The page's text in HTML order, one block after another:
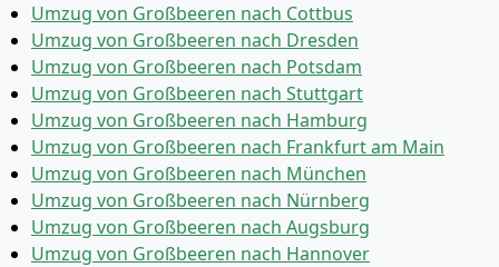
Umzug von Großbeeren nach Cottbus
Umzug von Großbeeren nach Dresden
Umzug von Großbeeren nach Potsdam
Umzug von Großbeeren nach Stuttgart
Umzug von Großbeeren nach Hamburg
Umzug von Großbeeren nach Frankfurt am Main
Umzug von Großbeeren nach München
Umzug von Großbeeren nach Nürnberg
Umzug von Großbeeren nach Augsburg
Umzug von Großbeeren nach Hannover